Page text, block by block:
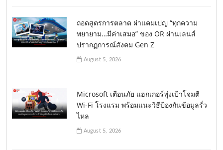
ถอดสูตรการตลาด ผ่าแคมเปญ “ทุกความ
พยายาม…มีค่าเสมอ” ของ OR ผ่านเลนส์
ปรากฏการณ์สังคม Gen Z
August 5, 2026
Microsoft เตือนภัย แฮกเกอร์พุ่งเป้าโจมตี
Wi-Fi โรงแรม พร้อมแนะวิธีป้องกันข้อมูลรั่ว
ไหล
August 5, 2026